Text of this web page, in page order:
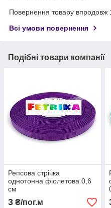
Повернення товару впродовж
Всі умови повернення
Подібні товари компанії
Репсова стрічка
однотонна фіолетова 0,6
см
3 ₴/пог.м